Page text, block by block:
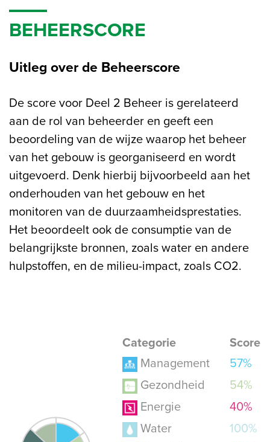
BEHEERSCORE
Uitleg over de Beheerscore
De score voor Deel 2 Beheer is gerelateerd
aan de rol van beheerder en geeft een
beoordeling van de wijze waarop het beheer
van het gebouw is georganiseerd en wordt
uitgevoerd. Denk hierbij bijvoorbeeld aan het
onderhouden van het gebouw en het
monitoren van de duurzaamheidsprestaties.
Het beoordeelt ook de consumptie van de
belangrijkste bronnen, zoals water en andere
hulpstoffen, en de milieu-impact, zoals CO2.
Categorie
Score
Management
57%
Gezondheid
54%
Energie
40%
Water
100%